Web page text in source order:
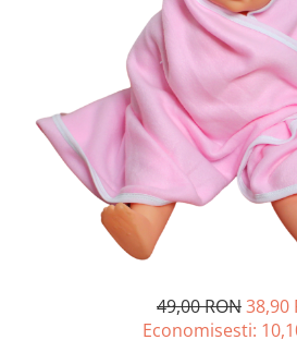
49,00 RON38,90
Economisesti: